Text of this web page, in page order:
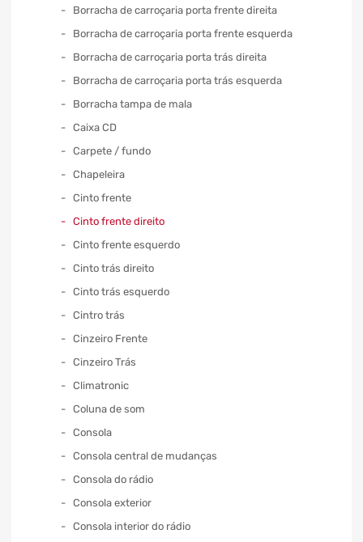
Borracha de carroçaria porta frente direita
Borracha de carroçaria porta frente esquerda
Borracha de carroçaria porta trás direita
Borracha de carroçaria porta trás esquerda
Borracha tampa de mala
Caixa CD
Carpete / fundo
Chapeleira
Cinto frente
Cinto frente direito
Cinto frente esquerdo
Cinto trás direito
Cinto trás esquerdo
Cintro trás
Cinzeiro Frente
Cinzeiro Trás
Climatronic
Coluna de som
Consola
Consola central de mudanças
Consola do rádio
Consola exterior
Consola interior do rádio